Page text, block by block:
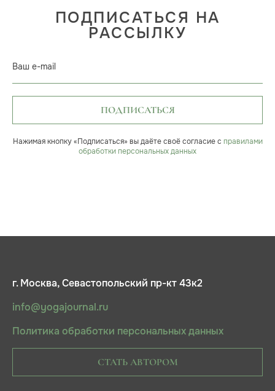
ПОДПИСАТЬСЯ НА
РАССЫЛКУ
Ваш e-mail
ПОДПИСАТЬСЯ
Нажимая кнопку «Подписаться» вы даёте своё согласие с правилами
обработки персональных данных
г. Москва, Севастопольский пр-кт 43к2
info@yogajournal.ru
Политика обработки персональных данных
СТАТЬ АВТОРОМ